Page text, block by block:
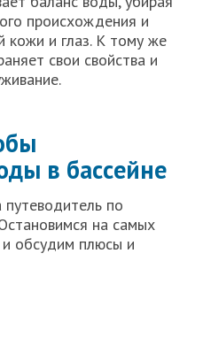
происхождения и
кожи и глаз. К тому же
свои свойства и
в бассейне
по
на самых
и обсудим плюсы и